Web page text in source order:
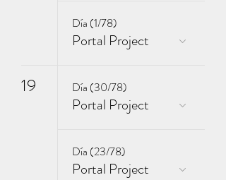
Día (1/78)
Portal Project
19 Día (30/78)
Portal Project
Día (23/78)
Portal Project